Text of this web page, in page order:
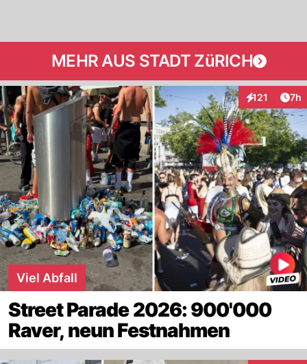
MEHR AUS STADT ZüRICH
121
Interaktionen
7h
Viel Abfall
Street Parade 2026: 900'000
Raver, neun Festnahmen